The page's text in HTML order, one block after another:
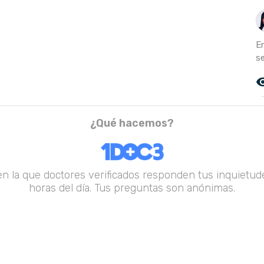
¿Qué hacemos?
la que doctores verificados responden tus
horas del día. Tus preguntas son anónimas.